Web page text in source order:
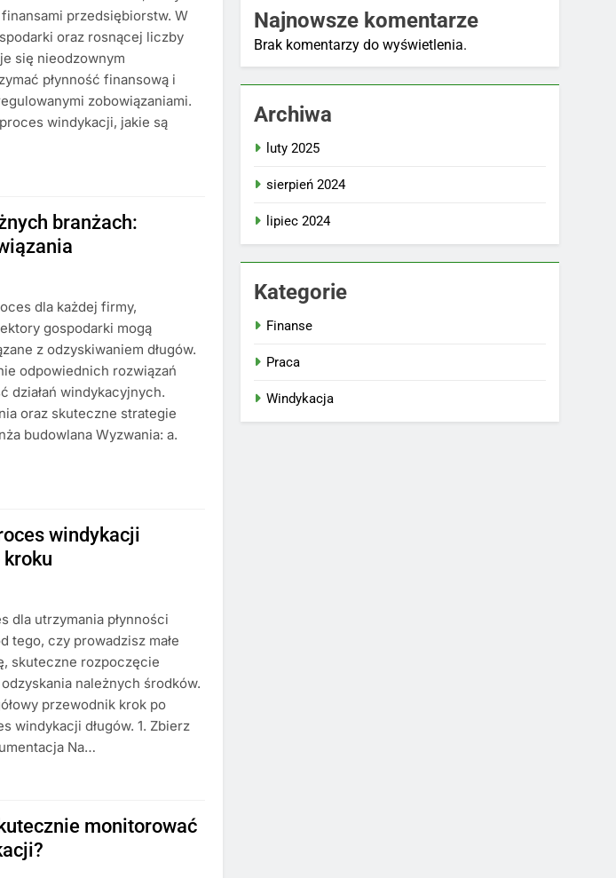
przedsiębiorstw. W
oraz rosnącej liczby
się nieodzownym
płynność finansową i
zobowiązaniami.
windykacji, jakie są
branżach:
dla każdej firmy,
gospodarki mogą
z odzyskiwaniem długów.
odpowiednich rozwiązań
działań windykacyjnych.
oraz skuteczne strategie
budowlana Wyzwania: a.
windykacji
kroku
dla utrzymania płynności
tego, czy prowadzisz małe
skuteczne rozpoczęcie
należnych środków.
przewodnik krok po
windykacji długów. 1. Zbierz
Na…
monitorować
Najnowsze komentarze
Brak komentarzy do wyświetlenia.
Archiwa
luty 2025
sierpień 2024
lipiec 2024
Kategorie
Finanse
Praca
Windykacja